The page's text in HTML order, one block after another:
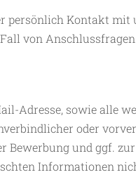
persönlich Kontakt mit
von
Adresse, sowie alle
oder
Bewerbung und ggf.
Informationen